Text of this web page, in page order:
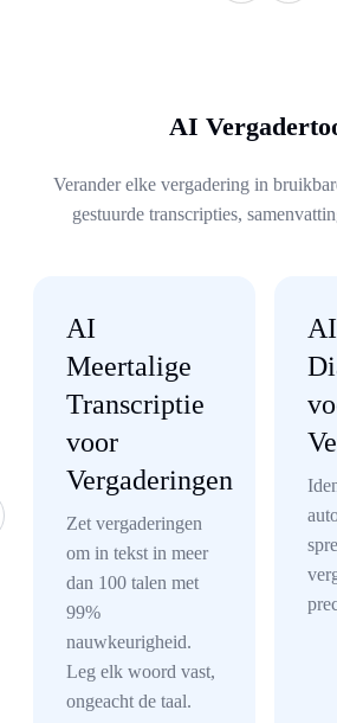
AI
Verander elke vergadering in
gestuurde transcripties,
AI
Meertalige
Transcriptie
voor
Vergaderingen
Zet vergaderingen
om in tekst in meer
dan 100 talen met
99%
nauwkeurigheid.
Leg elk woord vast,
ongeacht de taal.